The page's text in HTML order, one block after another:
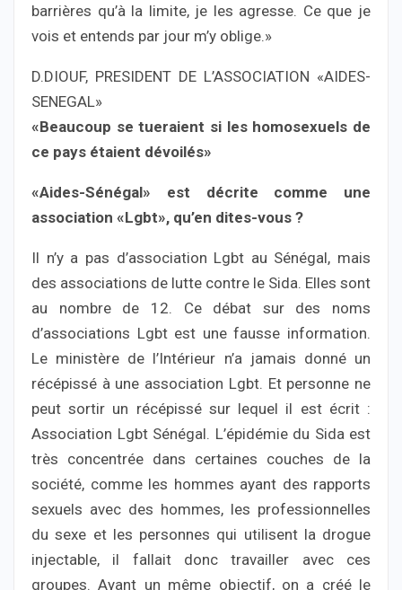
barrières qu’à la limite, je les agresse. Ce que je
vois et entends par jour m’y oblige.»
D.DIOUF, PRESIDENT DE L’ASSOCIATION «AIDES-
SENEGAL»
«Beaucoup se tueraient si les homosexuels de
ce pays étaient dévoilés»
«Aides-Sénégal» est décrite comme une
association «Lgbt», qu’en dites-vous ?
Il n’y a pas d’association Lgbt au Sénégal, mais
des associations de lutte contre le Sida. Elles sont
au nombre de 12. Ce débat sur des noms
d’associations Lgbt est une fausse information.
Le ministère de l’Intérieur n’a jamais donné un
récépissé à une association Lgbt. Et personne ne
peut sortir un récépissé sur lequel il est écrit :
Association Lgbt Sénégal. L’épidémie du Sida est
très concentrée dans certaines couches de la
société, comme les hommes ayant des rapports
sexuels avec des hommes, les professionnelles
du sexe et les personnes qui utilisent la drogue
injectable, il fallait donc travailler avec ces
groupes. Ayant un même objectif, on a créé le